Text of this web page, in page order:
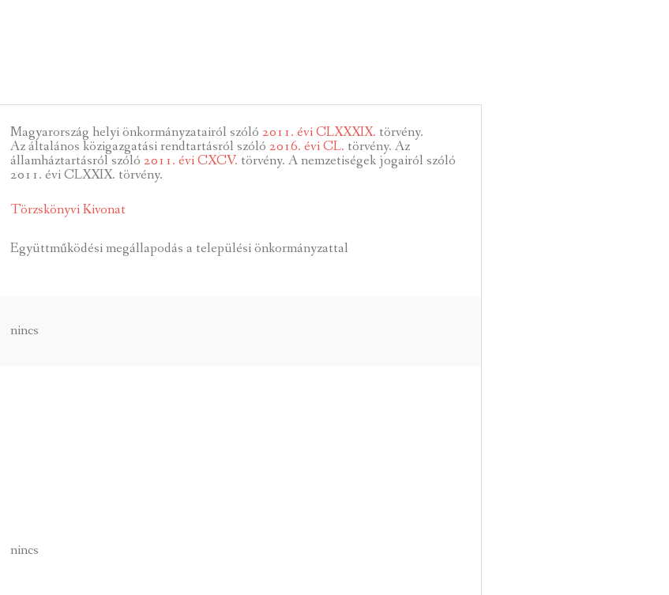
Magyarország helyi önkormányzatairól szóló2011. évi CLXXXIX. törvény.
Az általános közigazgatási rendtartásról szóló2016. évi CL. törvény. Az
államháztartásról szóló2011. évi CXCV. törvény. A nemzetiségek jogairól szóló
2011. évi CLXXIX. törvény.
Törzskönyvi Kivonat
Együttműködési megállapodás a települési önkormányzattal
nincs
nincs